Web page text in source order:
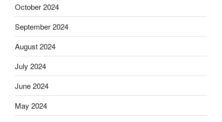
October 2024
September 2024
August 2024
July 2024
June 2024
May 2024